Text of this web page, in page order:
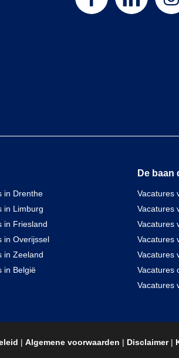
in Drenthe
in Limburg
in Friesland
in Overijssel
in Zeeland
in België
De baan
Vacatures
Vacatures
Vacatures
Vacatures
Vacatures
Vacatures
Vacatures
| Algemene voorwaarden | Disclaimer|